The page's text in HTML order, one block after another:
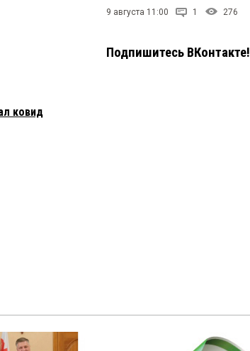
ковид
9 августа 11:00 1 276
Подпишитесь ВКонтакте!